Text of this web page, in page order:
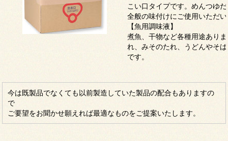
こい口タイプです。めんつゆ
全般の味付けにご使用いただ
【魚用調味液】
煮魚、干物など各種用途あり
れ、みそのたれ、うどんやそ
です。
今は既製品でなくても以前製造していた製品の配合もありますの
で
ご要望をお聞かせ願えれば最適なものをご提案いたします。